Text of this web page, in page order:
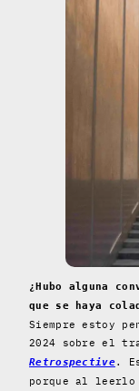
¿Hubo alguna
que se haya
Siempre estoy
2024 sobre el
Retrospective.
porque al leerlo